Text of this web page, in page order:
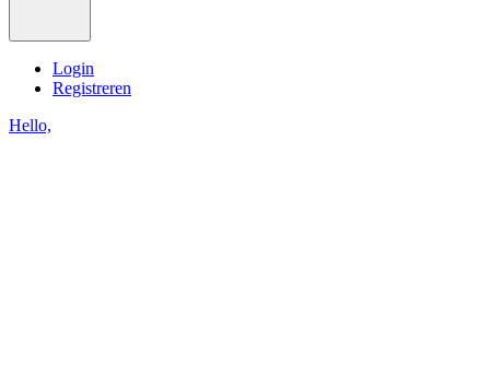
Login
Registreren
Hello,